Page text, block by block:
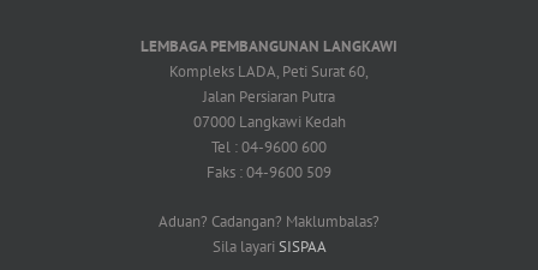
LEMBAGA PEMBANGUNAN LANGKAWI
Kompleks LADA, Peti Surat 60,
Jalan Persiaran Putra
07000 Langkawi Kedah
Tel : 04-9600 600
Faks : 04-9600 509
Aduan? Cadangan? Maklumbalas?
Sila layari SISPAA